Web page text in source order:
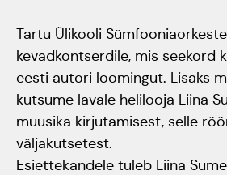
ERM
"Christmas
Pauluse
Tartu Ülikooli
kevadkontserdile, mis seekord
eesti autori loomingut. Lisaks
kutsume lavale helilooja Liina
muusika kirjutamisest, selle
väljakutsetest.
Esiettekandele tuleb Liina